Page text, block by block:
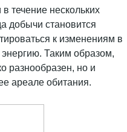
течение нескольких
добычи становится
к изменениям в
Таким образом,
разнообразен, но и
ареале обитания.